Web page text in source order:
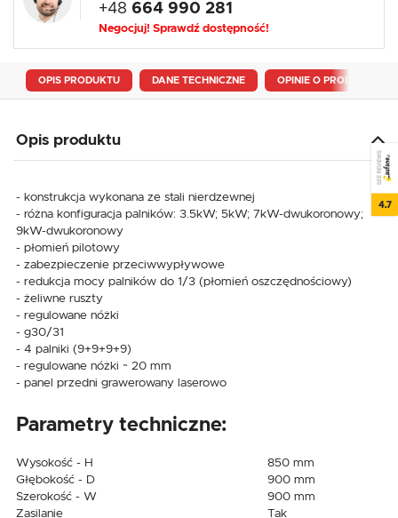
+48 664 990 281
Negocjuj! Sprawdź dostępność!
OPIS PRODUKTU DANE TECHNICZNE OPINIE O PRODUKCIE
Opis produktu
- konstrukcja wykonana ze stali nierdzewnej
- różna konfiguracja palników: 3.5kW; 5kW; 7kW-dwukoronowy;
9kW-dwukoronowy
- płomień pilotowy
- zabezpieczenie przeciwwypływowe
- redukcja mocy palników do 1/3 (płomień oszczędnościowy)
- żeliwne ruszty
- regulowane nóżki
- g30/31
- 4 palniki (9+9+9+9)
- regulowane nóżki ~ 20 mm
- panel przedni grawerowany laserowo
Parametry techniczne:
Wysokość - H
850 mm
Głębokość - D
900 mm
Szerokość - W
900 mm
Zasilanie
Tak
SEE REVIEWS
4.7